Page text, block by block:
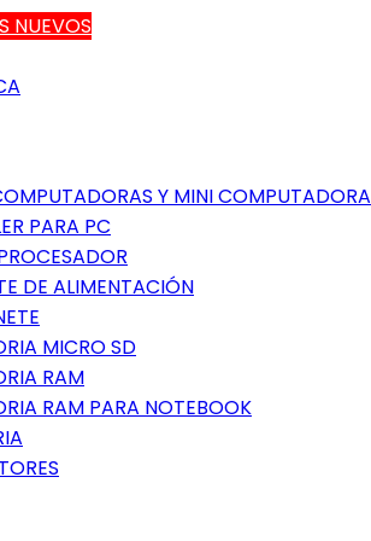
NUEVOS
Y MINI
PARA PC
DE ALIMENTACIÓN
MICRO SD
RAM
RAM PARA NOTEBOOK